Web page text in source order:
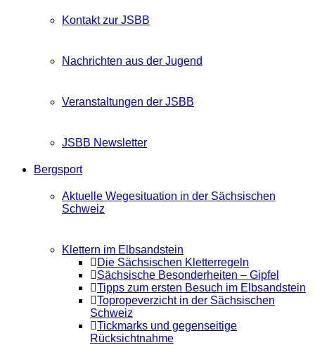
Kontakt zur JSBB
Nachrichten aus der Jugend
Veranstaltungen der JSBB
JSBB Newsletter
Bergsport
Aktuelle Wegesituation in der Sächsischen
Schweiz
Klettern im Elbsandstein
Die Sächsischen Kletterregeln
Sächsische Besonderheiten – Gipfel
Tipps zum ersten Besuch im Elbsandstein
Topropeverzicht in der Sächsischen
Schweiz
Tickmarks und gegenseitige
Rücksichtnahme